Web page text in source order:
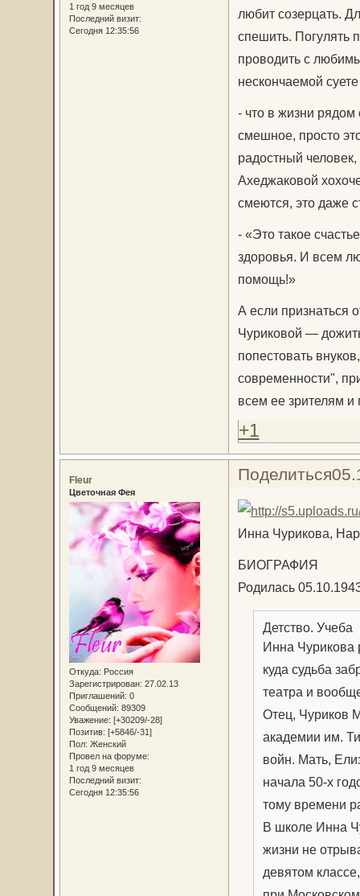
1 год 9 месяцев
Последний визит:
Сегодня 12:35:56
любит созерцать.
спешить. Погулять
проводить с
нескончаемой
- что в жизни рядом
смешное, просто
радостный
Ахеджаковой
смеются, это даже
- «Это такое
здоровья. И всем
помощь!»
А если признаться
Чуриковой —
попестовать
современности",
всем ее зрителям и
+1
Поделиться
Fleur
Цветочная Фея
Откуда: Россия
Зарегистрирован: 27.02.13
Приглашений: 0
Сообщений: 89309
Уважение: [+30209/-28]
Позитив: [+5846/-31]
Пол: Женский
Провел на форуме:
1 год 9 месяцев
Последний визит:
Сегодня 12:35:56
Инна Чурикова,
БИОГРАФИЯ
Родилась
Детство. Учеба
Инна Чурикова
куда судьба
театра и
Отец, Чуриков
академии им.
войн. Мать,
начала 50-х
тому времени
В школе Инна
жизни не
девятом